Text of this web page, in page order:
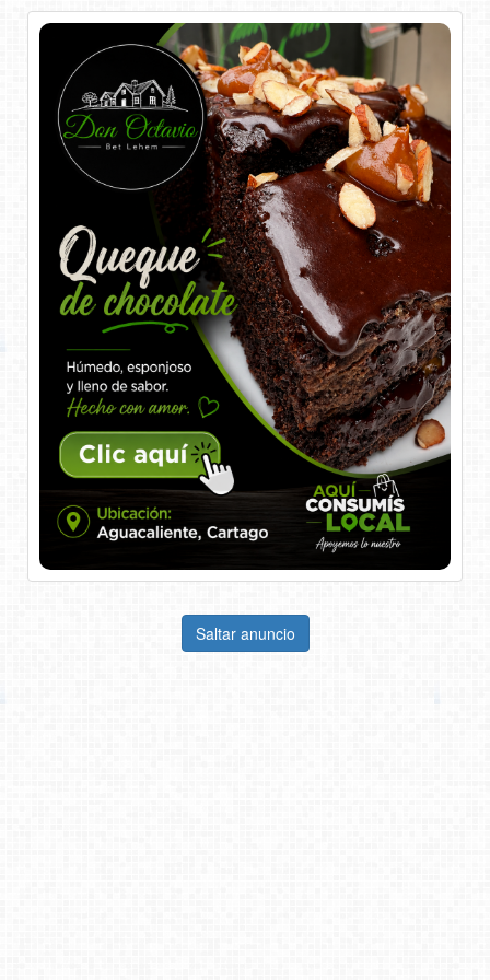
Saltar anuncio